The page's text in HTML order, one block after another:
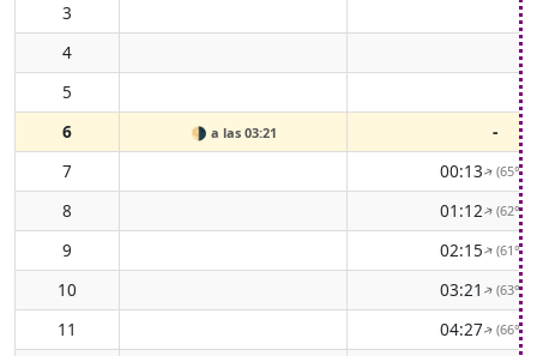
3
4
5
6
🌗 a las 03:21
-
7
00:13↑(65°
8 01:12↑(62°
9 02:15↑(61°
10 03:21 ↑(63°
11 04:27↑(66°